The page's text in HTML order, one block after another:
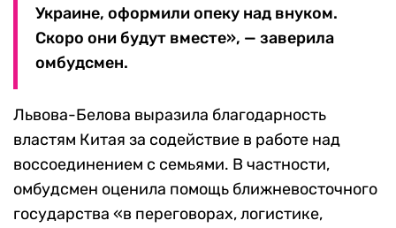
Украине, оформили опеку над внуком.
Скоро они будут вместе», — заверила
омбудсмен.
Львова-Белова выразила благодарность
властям Китая за содействие в работе над
воссоединением с семьями. В частности,
омбудсмен оценила помощь ближневосточного
государства «в переговорах, логистике,